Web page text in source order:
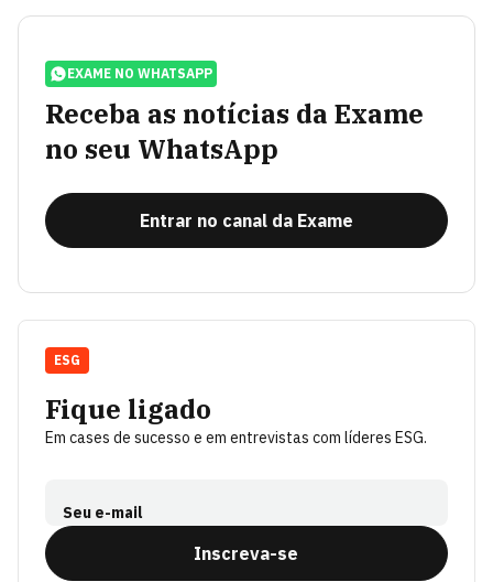
EXAME NO WHATSAPP
Receba as notícias da Exame
no seu WhatsApp
Entrar no canal da Exame
Fique ligado
Em cases de sucesso e em entrevistas com líderes ESG.
Seu e-mail
Inscreva-se
ESG